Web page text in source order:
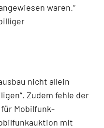
waren.“
nicht allein
Zudem fehle der
Mobilfunk-
mit